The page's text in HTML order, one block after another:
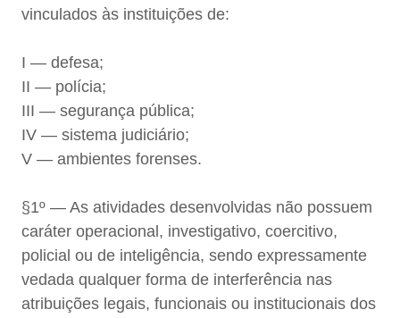
vinculados às instituições de:
I — defesa;
II — polícia;
III — segurança pública;
IV — sistema judiciário;
V — ambientes forenses.
§1º — As atividades desenvolvidas não possuem
caráter operacional, investigativo, coercitivo,
policial ou de inteligência, sendo expressamente
vedada qualquer forma de interferência nas
atribuições legais, funcionais ou institucionais dos